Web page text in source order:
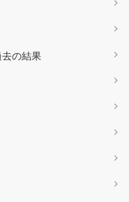
の結果